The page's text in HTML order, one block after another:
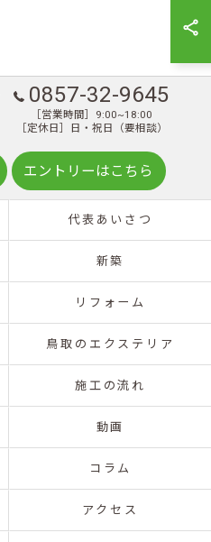
0857-32-9645
［営業時間］9:00~18:00
［定休日］日・祝日（要相談）
エントリーはこちら
代表あいさつ
新築
リフォーム
鳥取のエクステリア
施工の流れ
動画
コラム
アクセス